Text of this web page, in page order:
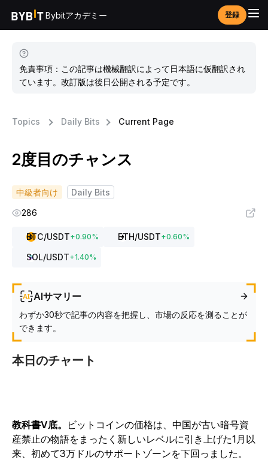
Bybitアカデミー 登録
免責事項：この記事は機械翻訳によって日本語に仮翻訳され
ています。改訂版は後日公開される予定です。
Topics Daily Bits Current Page
2度目のチャンス
中級者向け
Daily Bits
286
BTC/USDT+0.90% ETH/USDT+0.60%
SOL/USDT+1.40%
AIサマリー
わずか30秒で記事の内容を把握し、市場の反応を測ることが
できます。
本日のチャート
教科書V底。
ビットコインの価格は、中国が古い暗号資
産禁止の物語をまったく新しいレベルに引き上げた1月以
来、初めて3万ドルのサポートゾーンを下回っました。